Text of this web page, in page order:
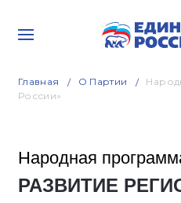
Главная О Партии
России»
Народная
РАЗВИТИЕ